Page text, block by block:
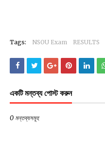
Tags: NSOU Exam RESULTS
একটি মন্তব্য পোস্ট করুন
0 মন্তব্যসমূহ